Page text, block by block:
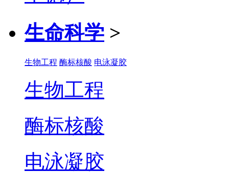
生命科学 >
生物工程 酶标核酸 电泳凝胶
生物工程
酶标核酸
电泳凝胶